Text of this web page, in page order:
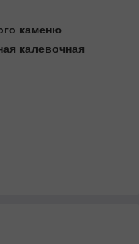
каменю
калевочная